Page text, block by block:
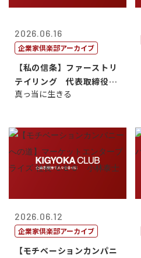
2026.06.16
企業家倶楽部アーカイブ
【私の信条】ファーストリ
テイリング 代表取締役会
長兼社長 柳...
真っ当に生きる
2026.06.12
企業家倶楽部アーカイブ
【モチベーションカンパニ